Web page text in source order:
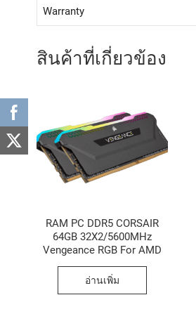
Warranty
สินค้าที่เกี่ยวข้อง
RAM PC DDR5 CORSAIR
64GB 32X2/5600MHz
Vengeance RGB For AMD
อ่านเพิ่ม